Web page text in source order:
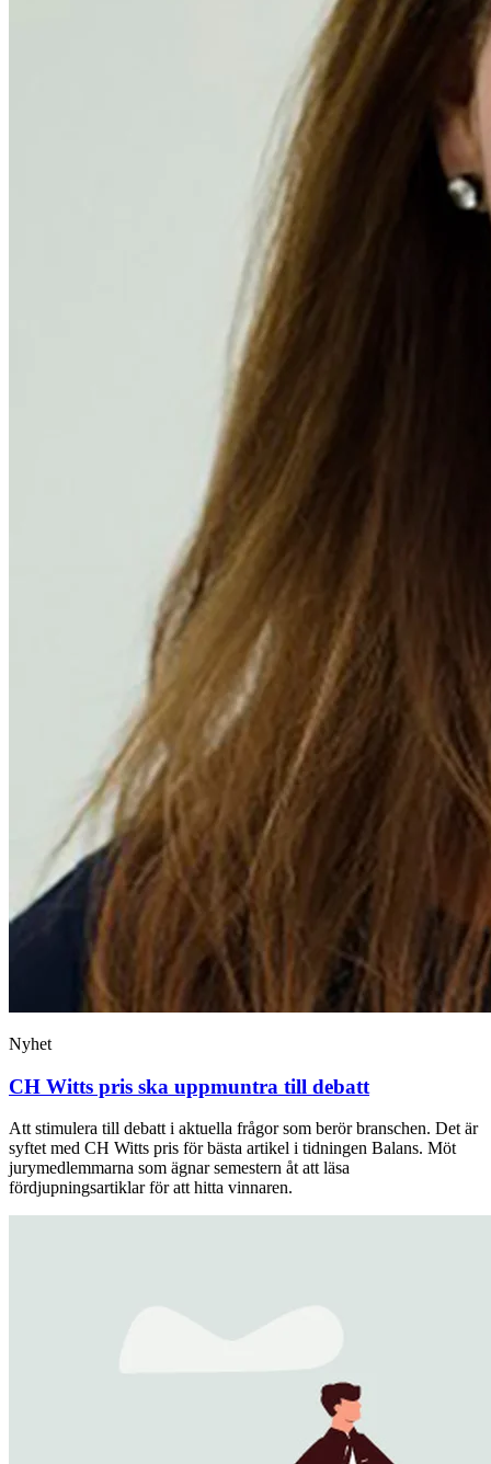
Nyhet
CH Witts pris ska uppmuntra till debatt
Att stimulera till debatt i aktuella frågor som berör branschen. Det är
syftet med CH Witts pris för bästa artikel i tidningen Balans. Möt
jurymedlemmarna som ägnar semestern åt att läsa
fördjupningsartiklar för att hitta vinnaren.